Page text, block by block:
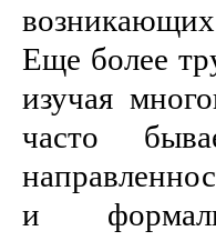
Еще более
изучая
часто
и